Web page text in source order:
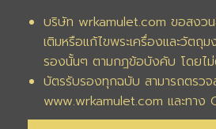
บริษัท wrkamulet.com ขอสงวน
เติมหรือแก้ไขพระเครื่องและวัตถุ
รองนั้นๆ ตามกฎข้อบังคับ โดยไม่
บัตรรับรองทุกฉบับ สามารถตรว
www.wrkamulet.com และทาง